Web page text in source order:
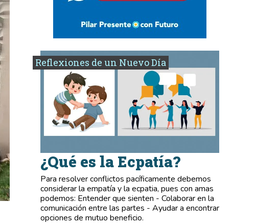
Reflexiones de un Nuevo Día
¿Qué es la Ecpatía?
Para resolver conflictos pacíficamente debemos
considerar la empatía y la ecpatia, pues con amas
podemos: Entender que sienten - Colaborar en la
comunicación entre las partes - Ayudar a encontrar
opciones de mutuo beneficio.